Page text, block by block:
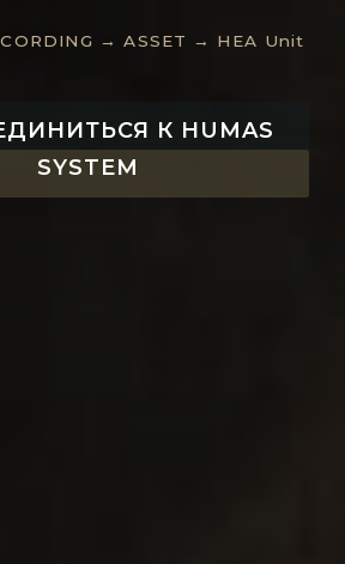
→ ASSET → HEA Unit
К HUMAS
SYSTEM